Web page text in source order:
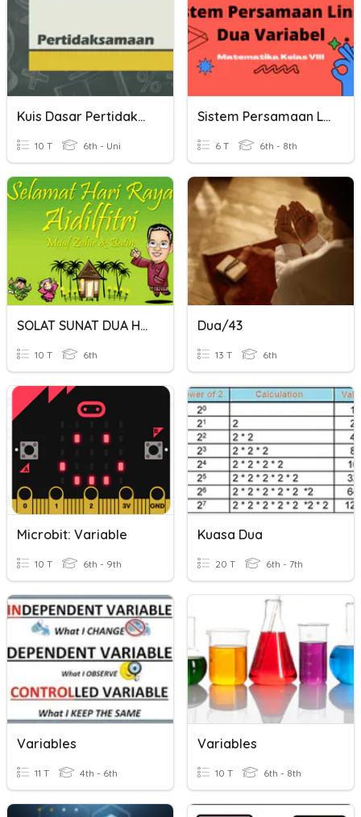
Kuis Dasar Pertidaksamaan
10 T 6th - Uni
Sistem Persamaan Linier Dua Variabel
6 T 6th - 8th
SOLAT SUNAT DUA HARI RAYA
10 T 6th
Dua/43
13 T 6th
Microbit: Variable
10 T 6th - 9th
Kuasa Dua
20 T 6th - 7th
Variables
11 T 4th - 6th
Variables
10 T 6th - 8th